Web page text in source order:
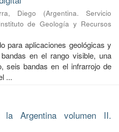
Diego (Argentina. Servicio
de Geología y Recursos
para aplicaciones geológicas y
en el rango visible, una
seis bandas en el infrarrojo de
...
la Argentina volumen II.